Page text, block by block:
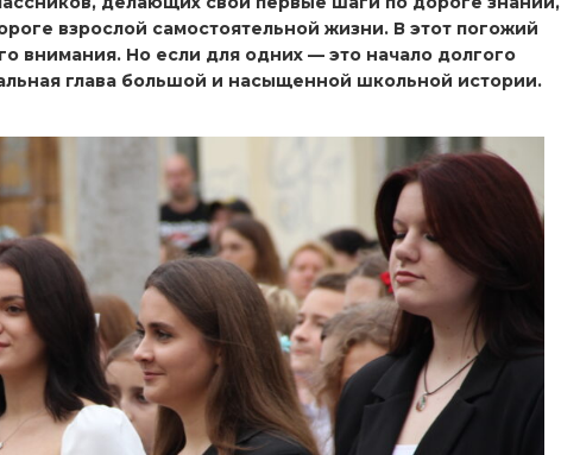
взрослой самостоятельной жизни. В этот погожий
внимания. Но если для одних — это начало долгого
глава большой и насыщенной школьной истории.